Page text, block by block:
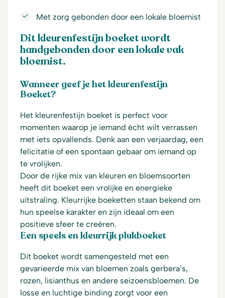
Met zorg gebonden door een lokale bloemist
Dit kleurenfestijn boeket wordt
handgebonden door een lokale vak
bloemist.
Wanneer geef je het kleurenfestijn
Boeket?
Het kleurenfestijn boeket is perfect voor
momenten waarop je iemand écht wilt verrassen
met iets opvallends. Denk aan een verjaardag, een
felicitatie of een spontaan gebaar om iemand op
te vrolijken.
Door de rijke mix van kleuren en bloemsoorten
heeft dit boeket een vrolijke en energieke
uitstraling. Kleurrijke boeketten staan bekend om
hun speelse karakter en zijn ideaal om een
positieve sfeer te creëren.
Een speels en kleurrijk plukboeket
Dit boeket wordt samengesteld met een
gevarieerde mix van bloemen zoals gerbera’s,
rozen, lisianthus en andere seizoensbloemen. De
losse en luchtige binding zorgt voor een